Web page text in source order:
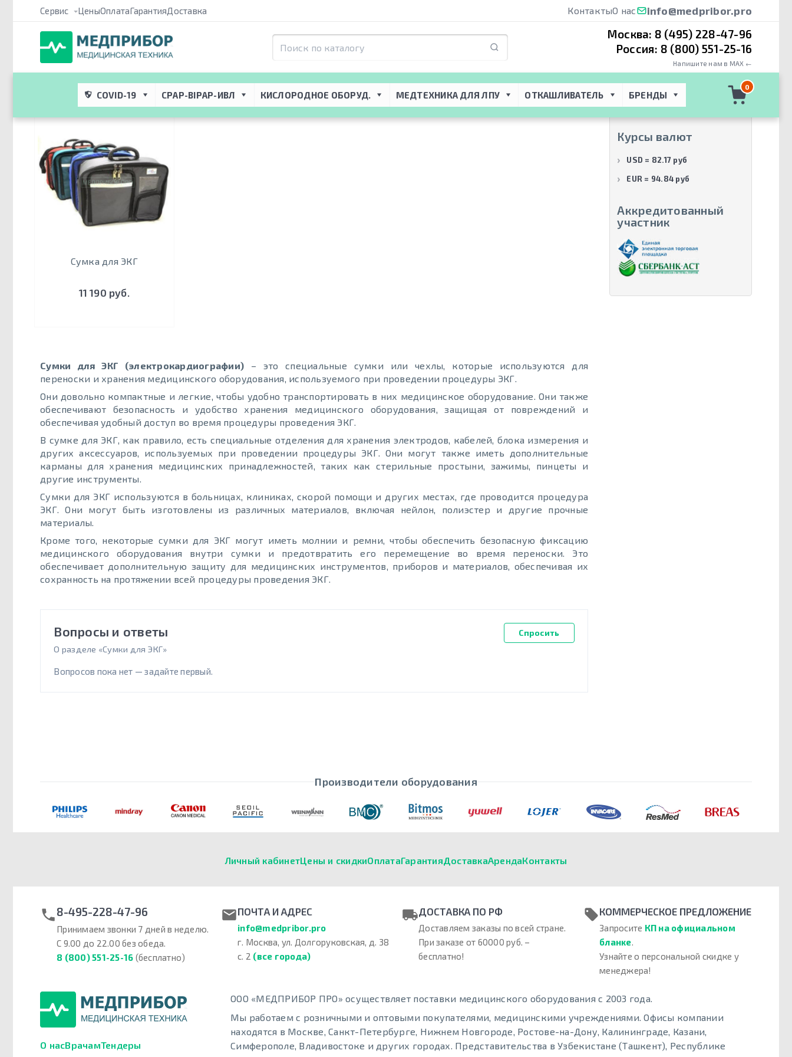
Сервис ЦеныОплатаГарантияДоставка КонтактыО нас info@medpribor.pro
Москва: 8 (495) 228-47-96
Россия: 8 (800) 551-25-16
Напишите нам в MAX ←
COVID-19 CPAP-BIPAP-ИВЛ КИСЛОРОДНОЕ ОБОРУД. МЕДТЕХНИКА ДЛЯ ЛПУ ОТКАШЛИВАТЕЛЬ БРЕНДЫ
0
Медприбор ПРО → Каталог → Медицинское оборудование для ЛПУ → Медицинский инвентарь → Медицинские сумки → Сумки для ЭКГ
Сумки для ЭКГ
Сумка для ЭКГ
11 190 руб.
Сумки для ЭКГ (электрокардиографии) – это специальные сумки или чехлы, которые используются для
переноски и хранения медицинского оборудования, используемого при проведении процедуры ЭКГ.
Они довольно компактные и легкие, чтобы удобно транспортировать в них медицинское оборудование. Они также
обеспечивают безопасность и удобство хранения медицинского оборудования, защищая от повреждений и
обеспечивая удобный доступ во время процедуры проведения ЭКГ.
В сумке для ЭКГ, как правило, есть специальные отделения для хранения электродов, кабелей, блока измерения и
других аксессуаров, используемых при проведении процедуры ЭКГ. Они могут также иметь дополнительные
карманы для хранения медицинских принадлежностей, таких как стерильные простыни, зажимы, пинцеты и
другие инструменты.
Сумки для ЭКГ используются в больницах, клиниках, скорой помощи и других местах, где проводится процедура
ЭКГ. Они могут быть изготовлены из различных материалов, включая нейлон, полиэстер и другие прочные
материалы.
Кроме того, некоторые сумки для ЭКГ могут иметь молнии и ремни, чтобы обеспечить безопасную фиксацию
медицинского оборудования внутри сумки и предотвратить его перемещение во время переноски. Это
обеспечивает дополнительную защиту для медицинских инструментов, приборов и материалов, обеспечивая их
сохранность на протяжении всей процедуры проведения ЭКГ.
Производители
МЕДПРИБОР ПРО (1)
Курсы валют
USD = 82.17 руб
EUR = 94.84 руб
Аккредитованный
участник
Вопросы и ответы
О разделе «Сумки для ЭКГ»
Спросить
Вопросов пока нет — задайте первый.
Производители оборудования
Личный кабинетЦены и скидкиОплатаГарантияДоставкаАрендаКонтакты
8-495-228-47-96
Принимаем звонки 7 дней в неделю.
С 9.00 до 22.00 без обеда.
8 (800) 551-25-16 (бесплатно)
ПОЧТА И АДРЕС
info@medpribor.pro
г. Москва, ул. Долгоруковская, д. 38
с. 2 (все города)
ДОСТАВКА ПО РФ
Доставляем заказы по всей стране.
При заказе от 60000 руб. –
бесплатно!
КОММЕРЧЕСКОЕ ПРЕДЛОЖЕНИЕ
Запросите КП на официальном
бланке.
Узнайте о персональной скидке у
менеджера!
О насВрачамТендеры
ООО «МЕДПРИБОР ПРО» осуществляет поставки медицинского оборудования с 2003 года.
Мы работаем с розничными и оптовыми покупателями, медицинскими учреждениями. Офисы компании
находятся в Москве, Санкт-Петербурге, Нижнем Новгороде, Ростове-на-Дону, Калининграде, Казани,
Симферополе, Владивостоке и других городах. Представительства в Узбекистане (Ташкент), Республике